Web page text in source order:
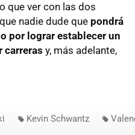
que ver con las dos
nadie dude que pondrá
por lograr establecer un
carreras y, más adelante,
Kevin Schwantz